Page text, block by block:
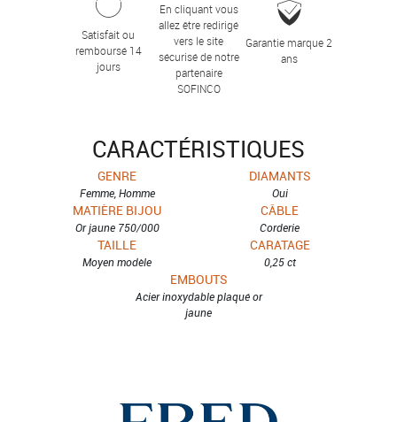
Satisfait ou
remboursé 14
jours
En cliquant vous
allez être redirigé
vers le site
sécurisé de notre
partenaire
SOFINCO
Garantie marque 2
ans
CARACTÉRISTIQUES
GENRE
Femme, Homme
DIAMANTS
Oui
MATIÈRE BIJOU
Or jaune 750/000
CÂBLE
Corderie
TAILLE
Moyen modèle
CARATAGE
0,25 ct
EMBOUTS
Acier inoxydable plaqué or
jaune